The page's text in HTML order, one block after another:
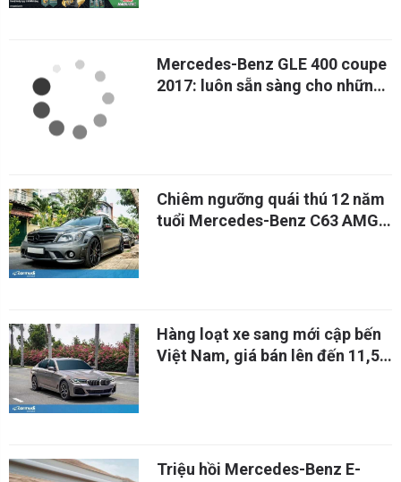
Mercedes-Benz GLE 400 coupe
2017: luôn sẵn sàng cho những
Chiêm ngưỡng quái thú 12 năm
tuổi Mercedes-Benz C63 AMG
Hàng loạt xe sang mới cập bến
Việt Nam, giá bán lên đến 11,5
Triệu hồi Mercedes-Benz E-